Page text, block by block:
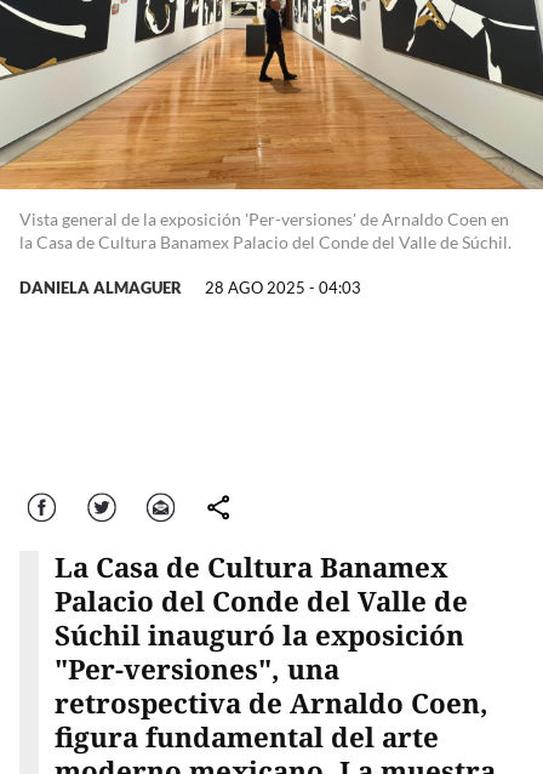
Vista general de la exposición 'Per-versiones' de Arnaldo Coen en
la Casa de Cultura Banamex Palacio del Conde del Valle de Súchil.
DANIELA ALMAGUER 28 AGO 2025 - 04:03
Facebook Twitter Correo comparte
La Casa de Cultura Banamex
Palacio del Conde del Valle de
Súchil inauguró la exposición
"Per-versiones", una
retrospectiva de Arnaldo Coen,
figura fundamental del arte